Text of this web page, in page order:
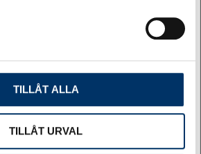
TILLÅT ALLA
TILLÅT URVAL
2022/2023
och föreningsgranskare